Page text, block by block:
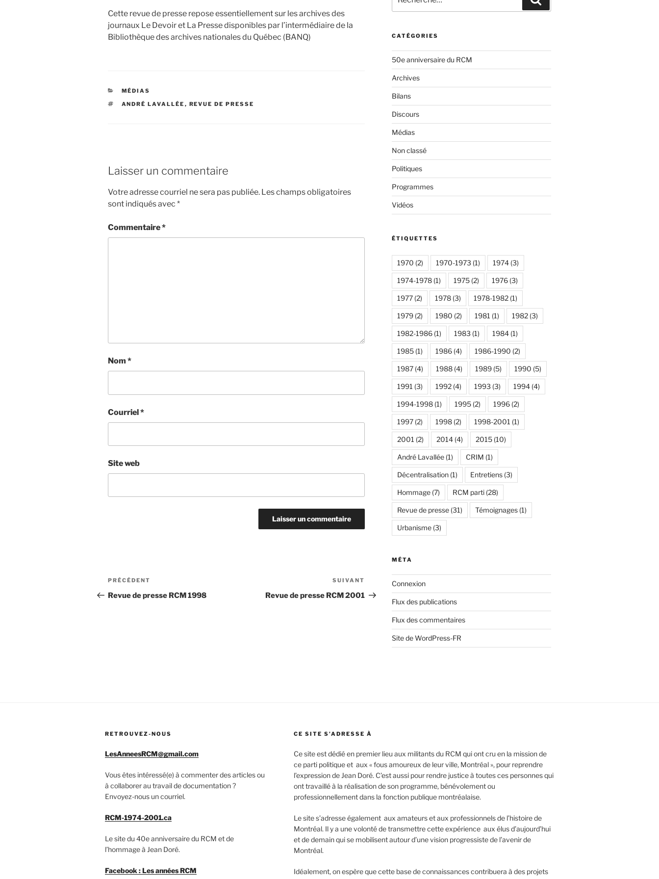
Cette revue de presse repose essentiellement sur les archives des
journaux Le Devoir et La Presse disponibles par l’intermédiaire de la
Bibliothèque des archives nationales du Québec (BANQ)
CATÉGORIES
MÉDIAS
ÉTIQUETTES
ANDRÉ LAVALLÉE , REVUE DE PRESSE
Laisser un commentaire
Votre adresse courriel ne sera pas publiée. Les champs obligatoires
sont indiqués avec *
Commentaire*
Nom *
Courriel*
Site web
Navigation
de
Article
précédent
PRÉCÉDENT
Revue de presse RCM 1998
suivant
SUIVANT
Revue de presse RCM 2001
CATÉGORIES
50e anniversaire du RCM
Archives
Bilans
Discours
Médias
Non classé
Politiques
Programmes
Vidéos
ÉTIQUETTES
1970 (2) 1970-1973 (1) 1974(3)
1974-1978(1) 1975(2) 1976(3)
1977(2) 1978(3) 1978-1982(1)
1979(2) 1980 (2) 1981 (1) 1982(3)
1982-1986(1) 1983 (1) 1984(1)
1985(1) 1986(4) 1986-1990 (2)
1987(4) 1988(4) 1989(5) 1990 (5)
1991 (3) 1992(4) 1993 (3) 1994(4)
1994-1998(1) 1995(2) 1996(2)
1997(2) 1998(2) 1998-2001 (1)
2001 (2) 2014(4) 2015(10)
André Lavallée(1) CRIM (1)
Décentralisation(1) Entretiens(3)
Hommage(7) RCM parti(28)
Revue de presse(31) Témoignages(1)
Urbanisme(3)
MÉTA
Connexion
Flux des publications
Flux des commentaires
Site de WordPress-FR
RETROUVEZ-NOUS
LesAnneesRCM@gmail.com
Vous êtes intéressé(e) à commenter des articles ou
à collaborer au travail de documentation ?
Envoyez-nous un courriel.
RCM-1974-2001.ca
Le site du 40e anniversaire du RCM et de
l’hommage à Jean Doré.
Facebook : Les années RCM
CE SITE S’ADRESSE À
Ce site est dédié en premier lieu aux militants du RCM qui ont cru en la mission de
ce parti politique et aux « fous amoureux de leur ville, Montréal », pour reprendre
l’expression de Jean Doré. C’est aussi pour rendre justice à toutes ces personnes qui
ont travaillé à la réalisation de son programme, bénévolement ou
professionnellement dans la fonction publique montréalaise.
Le site s’adresse également aux amateurs et aux professionnels de l’histoire de
Montréal. Il y a une volonté de transmettre cette expérience aux élus d’aujourd’hui
et de demain qui se mobilisent autour d’une vision progressiste de l’avenir de
Montréal.
Idéalement, on espère que cette base de connaissances contribuera à des projets